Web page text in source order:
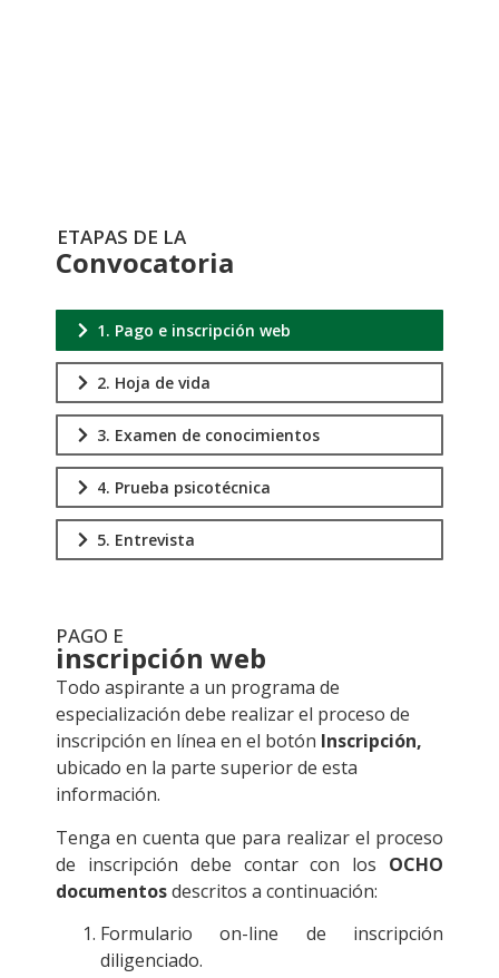
ETAPAS DE LA
Convocatoria
1. Pago e inscripción web
2. Hoja de vida
3. Examen de conocimientos
4. Prueba psicotécnica
5. Entrevista
PAGO E
inscripción web
Todo aspirante a un programa de
especialización debe realizar el proceso de
inscripción en línea en el botón Inscripción,
ubicado en la parte superior de esta
información.
Tenga en cuenta que para realizar el proceso
de inscripción debe contar con los OCHO
documentosdescritos a continuación:
Formulario on-line de inscripción
diligenciado.